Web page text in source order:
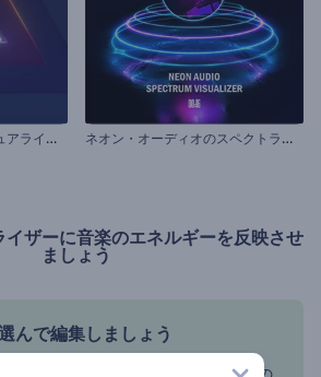
脈
動ネオンシェイプビジュアライザー ネ
オン・オーディオのスペクトラム・ビジュアライザー
ザーに音楽のエネルギーを反映させ
ましょう
んで編集しましょう